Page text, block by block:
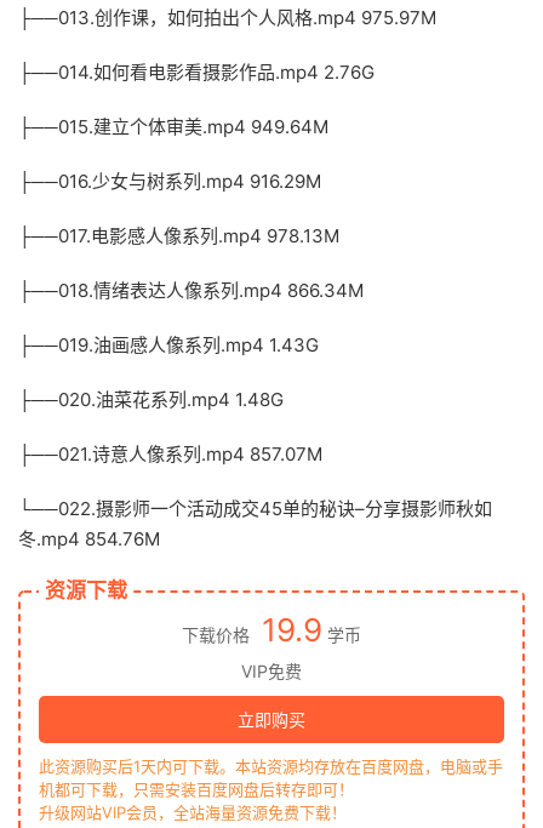
├──013.创作课，如何拍出个人风格.mp4 975.97M
├──014.如何看电影看摄影作品.mp4 2.76G
├──015.建立个体审美.mp4 949.64M
├──016.少女与树系列.mp4 916.29M
├──017.电影感人像系列.mp4 978.13M
├──018.情绪表达人像系列.mp4 866.34M
├──019.油画感人像系列.mp4 1.43G
├──020.油菜花系列.mp4 1.48G
├──021.诗意人像系列.mp4 857.07M
└──022.摄影师一个活动成交45单的秘诀–分享摄影师秋如
冬.mp4 854.76M
资源下载
下载价格 19.9 学币
VIP免费
立即购买
此资源购买后1天内可下载。本站资源均存放在百度网盘，电脑或手
机都可下载，只需安装百度网盘后转存即可！
升级网站VIP会员，全站海量资源免费下载！